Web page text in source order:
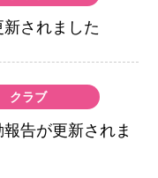
されました
クラブ
告が更新されま